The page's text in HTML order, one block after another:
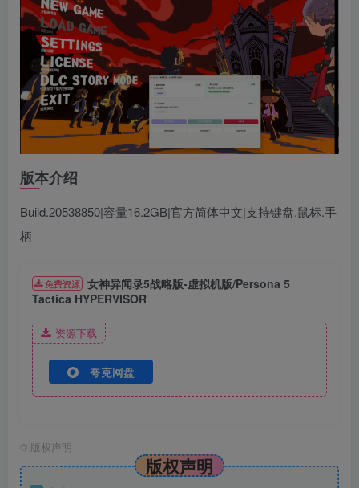
版本介绍
Build.20538850|容量16.2GB|官方简体中文|支持键盘.鼠标.手
柄
免费资源 女神异闻录5战略版-虚拟机版/Persona 5
Tactica HYPERVISOR
资源下载
夸克网盘
© 版权声明
版权声明